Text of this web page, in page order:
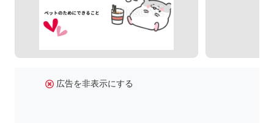
広告を非表示にする